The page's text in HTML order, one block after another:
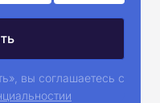
вы соглашаетесь с